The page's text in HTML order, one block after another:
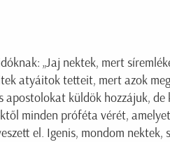
„Jaj nektek, mert
atyáitok tetteit, mert azok
apostolokat küldök hozzájuk,
minden próféta vérét,
el. Igenis, mondom